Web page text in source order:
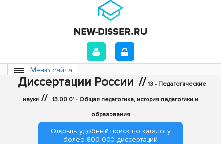
Меню сайта
Диссертации России // 13 - Педагогические
науки // 13.00.01 - Общая педагогика, история педагогики и
образования
Открыть удобный поиск по каталогу
более 800 000 диссертаций